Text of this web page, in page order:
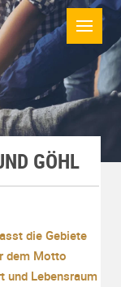
GÖHL
die Gebiete
dem Motto
und Lebensraum